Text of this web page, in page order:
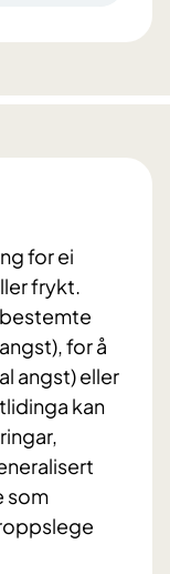
for ei
frykt.
for å
angst) eller
kan
som